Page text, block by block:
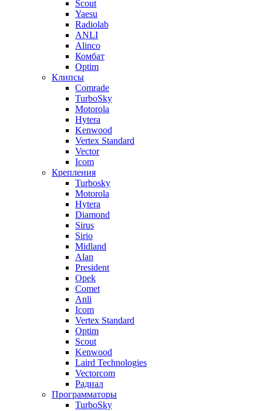
Scout
Yaesu
Radiolab
ANLI
Alinco
Комбат
Optim
Клипсы
Comrade
TurboSky
Motorola
Hytera
Kenwood
Vertex Standard
Vector
Icom
Крепления
Turbosky
Motorola
Hytera
Diamond
Sirus
Sirio
Midland
Alan
President
Opek
Comet
Anli
Icom
Vertex Standard
Optim
Scout
Kenwood
Laird Technologies
Vectorcom
Радиал
Программаторы
TurboSky